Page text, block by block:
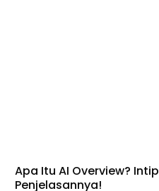
Apa Itu AI Overview? Intip
Penjelasannya!